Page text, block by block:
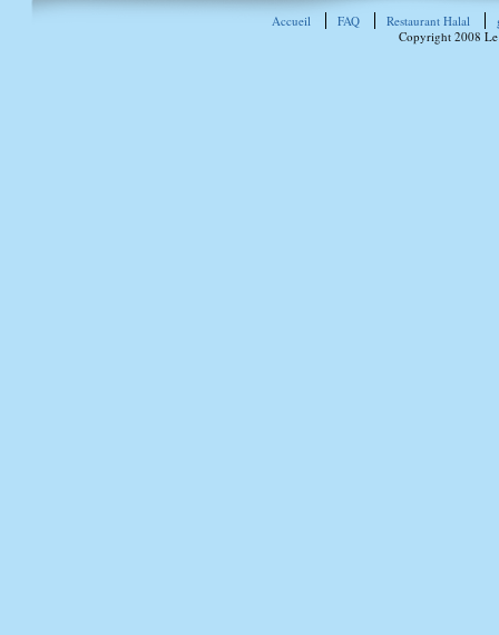
Accueil FAQ Restaurant Halal
Copyright 2008